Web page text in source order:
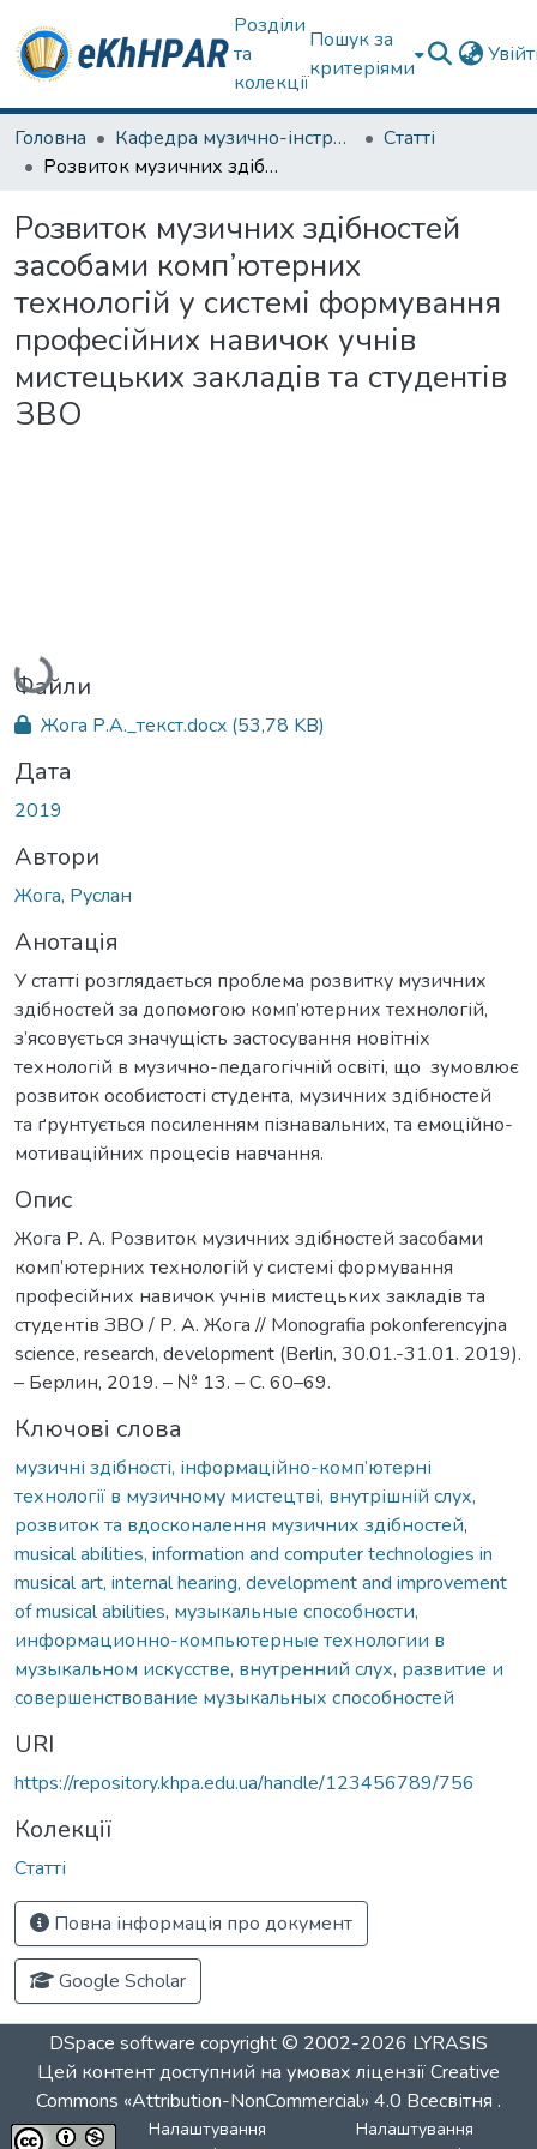
Розділи
та
колекції
Пошук за
критеріями
Головна Кафедра музично-інструментальної підготовки вчителя
Статті
Розвиток музичних здібностей засобами комп’ютерних технологій у системі формування професійних навичок учнів мистецьких закладів та студентів ЗВО
Розвиток музичних здібностей
засобами комп’ютерних
технологій у системі формування
професійних навичок учнів
мистецьких закладів та студентів
ЗВО
Вантажиться...
Файли
Жога Р.А._текст.docx (53,78 KB)
Дата
2019
Автори
Жога, Руслан
Анотація
У статті розглядається проблема розвитку музичних
здібностей за допомогою комп’ютерних технологій,
з’ясовується значущість застосування новітніх
технологій в музично-педагогічній освіті, що зумовлює
розвиток особистості студента, музичних здібностей
та ґрунтується посиленням пізнавальних, та емоційно-
мотиваційних процесів навчання.
Опис
Жога Р. А. Розвиток музичних здібностей засобами
комп’ютерних технологій у системі формування
професійних навичок учнів мистецьких закладів та
студентів ЗВО / Р. А. Жога // Monografia pokonferencyjna
science, research, development (Berlin, 30.01.-31.01. 2019).
– Берлин, 2019. – № 13. – С. 60–69.
Ключові слова
музичні здібності, інформаційно-комп’ютерні
технології в музичному мистецтві, внутрішній слух,
розвиток та вдосконалення музичних здібностей,
musical abilities, information and computer technologies in
musical art, internal hearing, development and improvement
of musical abilities, музыкальные способности,
информационно-компьютерные технологии в
музыкальном искусстве, внутренний слух, развитие и
совершенствование музыкальных способностей
URI
https://repository.khpa.edu.ua/handle/123456789/756
Колекції
Статті
Повна інформація про документ
Google Scholar
DSpace software copyright © 2002-2026 LYRASIS
Цей контент доступний на умовах ліцензіїCreative
Commons «Attribution-NonCommercial» 4.0 Всесвітня .
Налаштування
Налаштування